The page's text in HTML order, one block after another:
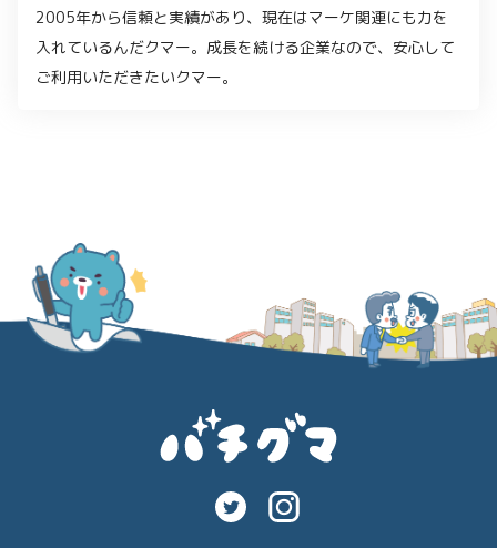
2005年から信頼と実績があり、現在はマーケ関連にも力を
入れているんだクマー。成長を続ける企業なので、安心して
ご利用いただきたいクマー。